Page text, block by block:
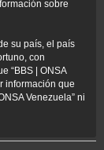
sobre
su país, el país
con
“BBS | ONSA
información que
Venezuela” ni